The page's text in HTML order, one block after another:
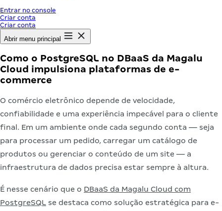
Entrar no console
Criar conta
Criar conta
Abrir menu principal
Como o PostgreSQL no DBaaS da Magalu
Cloud impulsiona plataformas de e-
commerce
O comércio eletrônico depende de velocidade,
confiabilidade e uma experiência impecável para o cliente
final. Em um ambiente onde cada segundo conta — seja
para processar um pedido, carregar um catálogo de
produtos ou gerenciar o conteúdo de um site — a
infraestrutura de dados precisa estar sempre à altura.
É nesse cenário que o DBaaS da Magalu Cloud com
PostgreSQL se destaca como solução estratégica para e-